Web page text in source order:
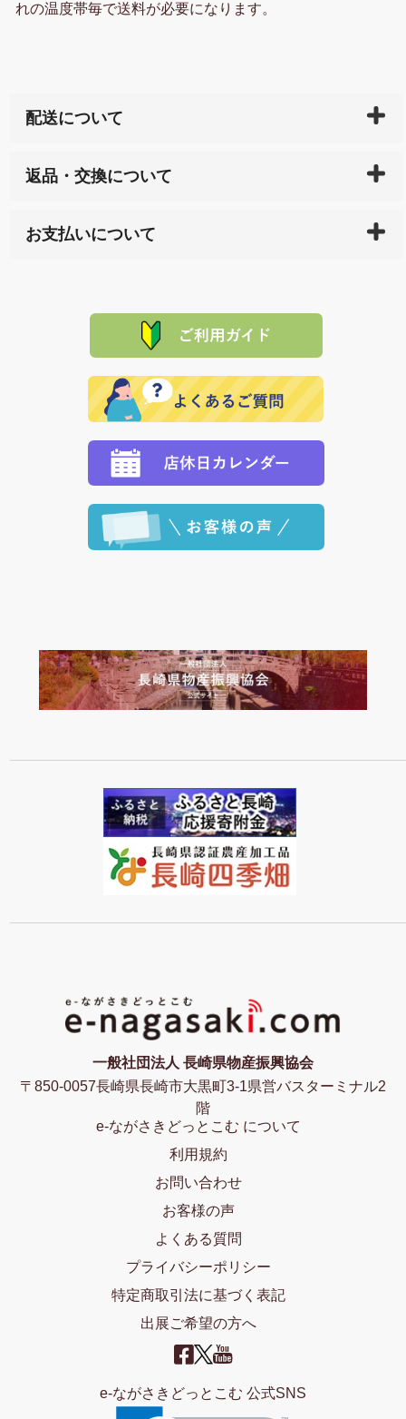
れの温度帯毎で送料が必要になります。
配送について
天ペイ」の方はご注文受付後）、 長崎県下全域に点在
サイト内で購入された商品の送料は、こちらの
全国送
れの生産メーカーからお客様の元へ直送いたしますの
で、 それぞれ個別に送料が必要になります。
返品・交換について
または配送途中の 事故などで不都合が生じている場合
品代金を返金いたします。）
その際は誠に申し訳ありませんが、当協会までご注文
願いいたします。
お支払いについて
た場合、お客様からの ご入金を確認した後で、商品を
※「クレジットカード」「PayPay」「楽天ペイ」を指
定された場合は、準備出来次第の便にてお送りいたし
ます。 （到着日指定をされている場合は、ご指定の日
程に合わせてお届けいたします。）
一般社団法人 長崎県物産振興協会
〒850-0057長崎県長崎市大黒町3-1県営バスターミナル2
階
e-ながさきどっとこむ について
利用規約
お問い合わせ
お客様の声
よくある質問
プライバシーポリシー
特定商取引法に基づく表記
出展ご希望の方へ
e-ながさきどっとこむ 公式SNS